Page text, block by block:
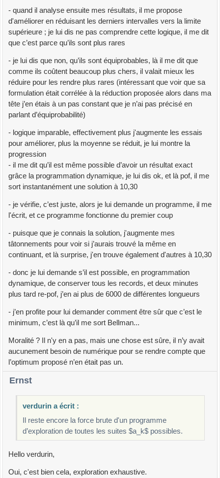
- quand il analyse ensuite mes résultats, il me propose
d'améliorer en réduisant les derniers intervalles vers la limite
supérieure ; je lui dis ne pas comprendre cette logique, il me dit
que c’est parce qu’ils sont plus rares
- je lui dis que non, qu’ils sont équiprobables, là il me dit que
comme ils coûtent beaucoup plus chers, il valait mieux les
réduire pour les rendre plus rares (intéressant que voir que sa
formulation était corrélée à la réduction proposée alors dans ma
tête j’en étais à un pas constant que je n’ai pas précisé en
parlant d’équiprobabilité)
- logique imparable, effectivement plus j'augmente les essais
pour améliorer, plus la moyenne se réduit, je lui montre la
progression
- il me dit qu’il est même possible d’avoir un résultat exact
grâce la programmation dynamique, je lui dis ok, et là pof, il me
sort instantanément une solution à 10,30
- je vérifie, c’est juste, alors je lui demande un programme, il me
l'écrit, et ce programme fonctionne du premier coup
- puisque que je connais la solution, j'augmente mes
tâtonnements pour voir si j’aurais trouvé la même en
continuant, et là surprise, j'en trouve également d'autres à 10,30
- donc je lui demande s’il est possible, en programmation
dynamique, de conserver tous les records, et deux minutes
plus tard re-pof, j’en ai plus de 6000 de différentes longueurs
- j’en profite pour lui demander comment être sûr que c’est le
minimum, c’est là qu’il me sort Bellman...
Moralité ? Il n'y en a pas, mais une chose est sûre, il n’y avait
aucunement besoin de numérique pour se rendre compte que
l’optimum proposé n’en était pas un.
Ernst
verdurin a écrit :
Il reste encore la force brute d'un programme
d’exploration de toutes les suites $a_k$ possibles.
Hello verdurin,
Oui, c'est bien cela, exploration exhaustive.